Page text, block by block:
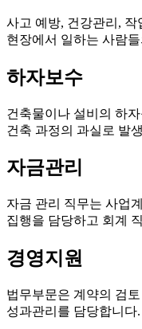
사고 예방, 건강관리, 작
현장에서 일하는 사람
하자보수
건축물이나 설비의 하
건축 과정의 과실로 발
자금관리
자금 관리 직무는 사업
집행을 담당하고 회계
경영지원
법무부문은 계약의 검
성과관리를 담당합니